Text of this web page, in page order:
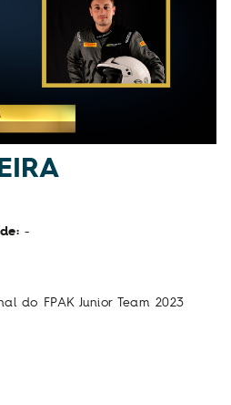
-
do FPAK Junior Team 2023